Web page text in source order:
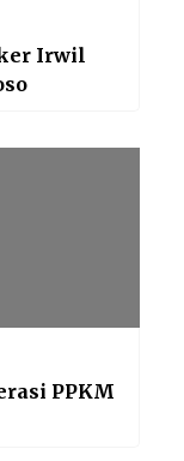
Irwil
PPKM